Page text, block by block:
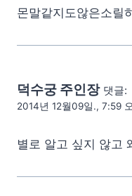
몬말같지도않은소릴
덕수궁 주인장 댓글:
2014년 12월09일., 7:59
별로 알고 싶지 않고